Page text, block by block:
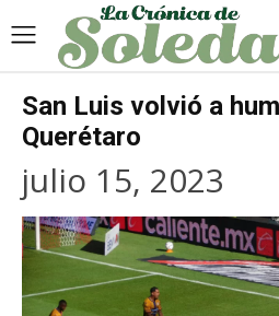
San Luis volvió a
Querétaro
julio 15, 2023